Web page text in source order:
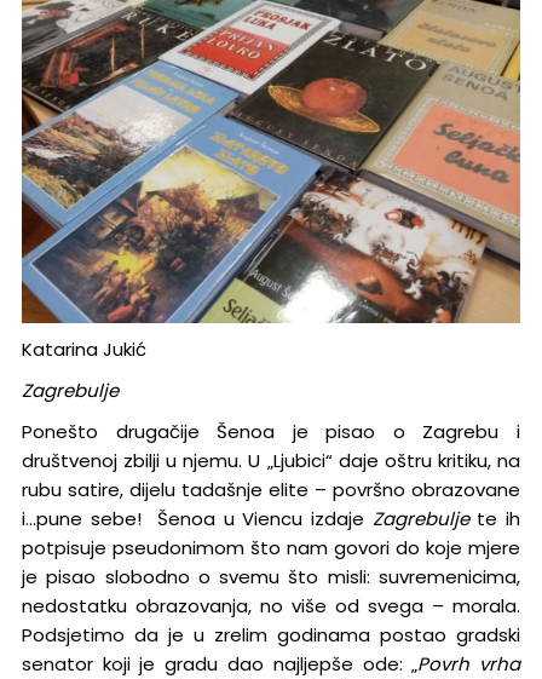
Katarina Jukić
Zagrebulje
Ponešto drugačije Šenoa je pisao o Zagrebu i
društvenoj zbilji u njemu. U „Ljubici“ daje oštru kritiku, na
rubu satire, dijelu tadašnje elite – površno obrazovane
i…pune sebe! Šenoa u Viencu izdaje Zagrebuljete ih
potpisuje pseudonimom što nam govori do koje mjere
je pisao slobodno o svemu što misli: suvremenicima,
nedostatku obrazovanja, no više od svega – morala.
Podsjetimo da je u zrelim godinama postao gradski
senator koji je gradu dao najljepše ode: „Povrh vrha